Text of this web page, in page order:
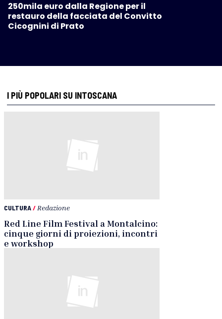
250mila euro dalla Regione per il
restauro della facciata del Convitto
Cicognini di Prato
I PIÙ POPOLARI SU INTOSCANA
CULTURA/ Redazione
Red Line Film Festival a Montalcino:
cinque giorni di proiezioni, incontri
e workshop